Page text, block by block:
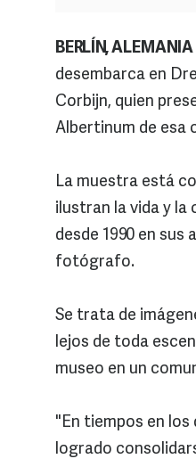
BERLÍN,
desembarca en
Corbijn, quien
Albertinum de esa
La muestra está
ilustran la vida y la
desde 1990 en sus
fotógrafo.
Se trata de
lejos de toda
museo en un
"En tiempos en
logrado